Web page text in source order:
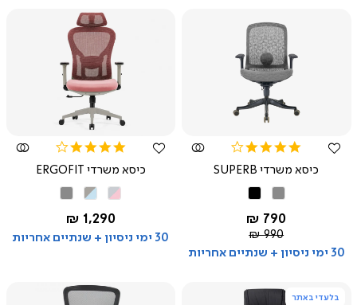
צפייה
מהירה
4.0
rating
כיסא משרדי SUPERB
החל מ-
790 ₪
מחיר
רגיל
990 ₪
30 ימי ניסיון + שנתיים אחריות
צפייה
מהירה
rating
כיסא משרדי ERGOFIT
ורוד
כחול
אפור
החל מ-
1,290 ₪
30 ימי ניסיון + שנתיים אחריות
בלעדי באתר